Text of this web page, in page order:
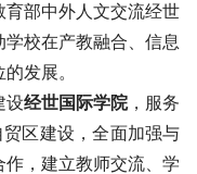
部中外人文交流经世
校在产教融合、信息
发展。
设经世国际学院，服务
贸区建设，全面加强与
，建立教师交流、学